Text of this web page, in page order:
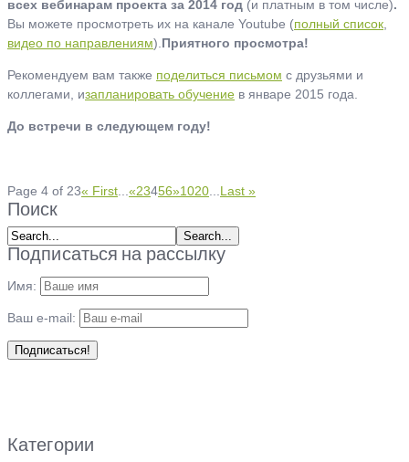
всех вебинарам проекта за 2014 год (и платным в том числе).
Вы можете просмотреть их на канале Youtube (полный список
видео по направлениям). Приятного просмотра!
Рекомендуем вам также поделиться письмом с друзьями и
коллегами, изапланировать обучение в январе 2015 года.
До встречи в следующем году!
Page 4 of 23« First «23456»1020 Last »
Поиск
Подписаться на рассылку
Имя:
Ваш e-mail:
Категории